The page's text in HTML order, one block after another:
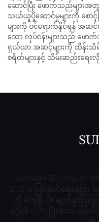
ဆောင်ပြီး ဖောက်သည်များအ
သယ်ယူပို့ဆောင်မှုများကို စ
များကို ဝင်ရောက်နိုင်ရန် အဆ
သော လုပ်ငန်းများသည် ဖော
ရှယ်ယာ အဆင့်များကို ထိန်းသိမ်
စရိတ်များနှင့် သိမ်းဆည်းရေး